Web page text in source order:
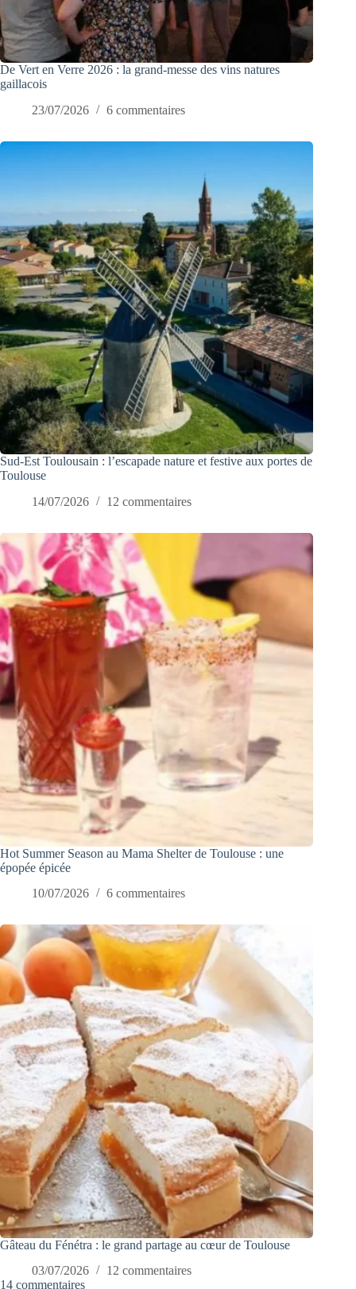
De Vert en Verre 2026 : la grand-messe des vins natures
gaillacois
23/07/2026
6 commentaires
Sud-Est Toulousain : l’escapade nature et festive aux portes de
Toulouse
14/07/2026
12 commentaires
Hot Summer Season au Mama Shelter de Toulouse : une
épopée épicée
10/07/2026
6 commentaires
Gâteau du Fénétra : le grand partage au cœur de Toulouse
03/07/2026
12 commentaires
14 commentaires